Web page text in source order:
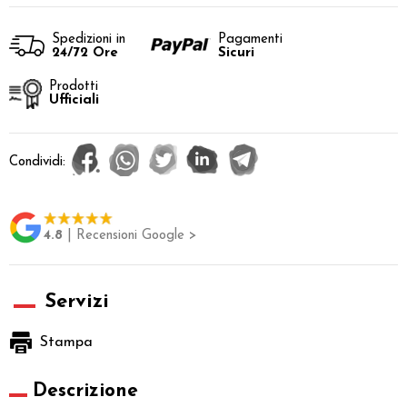
Spedizioni in
24/72 Ore
Pagamenti
Sicuri
Prodotti
Ufficiali
Condividi:
4.8 | Recensioni Google >
Servizi
Stampa
Descrizione